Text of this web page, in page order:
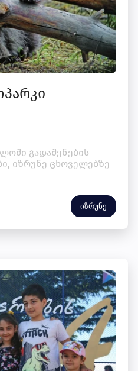
გადაშენების
იზრუნე ცხოველებზე
იზრუნე